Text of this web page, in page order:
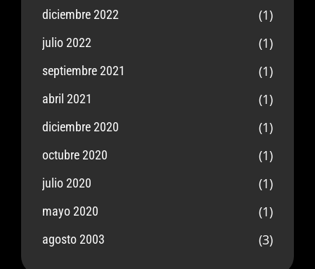
diciembre 2022 (1)
julio 2022 (1)
septiembre 2021 (1)
abril 2021 (1)
diciembre 2020 (1)
octubre 2020 (1)
julio 2020 (1)
mayo 2020 (1)
agosto 2003 (3)